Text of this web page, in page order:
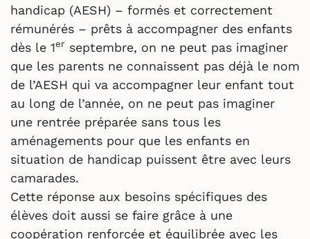
handicap (AESH) – formés et correctement
rémunérés – prêts à accompagner des enfants
dès le 1er septembre, on ne peut pas imaginer
que les parents ne connaissent pas déjà le nom
de l’AESH qui va accompagner leur enfant tout
au long de l’année, on ne peut pas imaginer
une rentrée préparée sans tous les
aménagements pour que les enfants en
situation de handicap puissent être avec leurs
camarades.
Cette réponse aux besoins spécifiques des
élèves doit aussi se faire grâce à une
coopération renforcée et équilibrée avec les